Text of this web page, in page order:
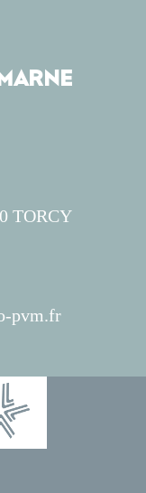
TORCY
pvm.fr